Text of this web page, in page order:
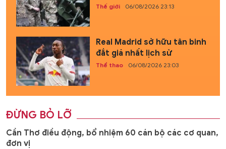
Thế giới 06/08/2026 23:13
Real Madrid sở hữu tân binh
đắt giá nhất lịch sử
Thể thao 06/08/2026 23:03
ĐỪNG BỎ LỠ
Cần Thơ điều động, bổ nhiệm 60 cán bộ các cơ quan,
đơn vị